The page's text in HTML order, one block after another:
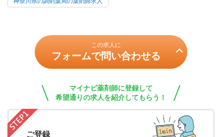
この求人に
フォームで問い合わせる
マイナビ薬剤師に登録して
希望通りの求人を紹介してもらう！
ご登録